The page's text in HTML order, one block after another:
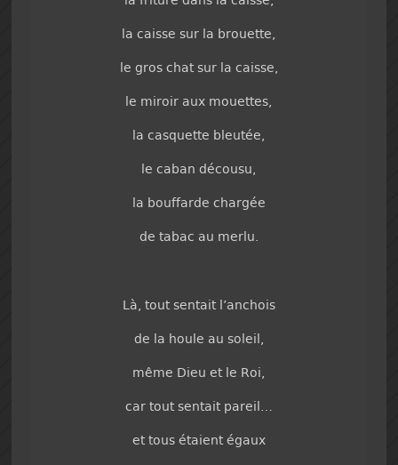
la caisse sur la brouette,
le gros chat sur la caisse,
le miroir aux mouettes,
la casquette bleutée,
le caban décousu,
la bouffarde chargée
de tabac au merlu.
Là, tout sentait l’anchois
de la houle au soleil,
même Dieu et le Roi,
car tout sentait pareil…
et tous étaient égaux